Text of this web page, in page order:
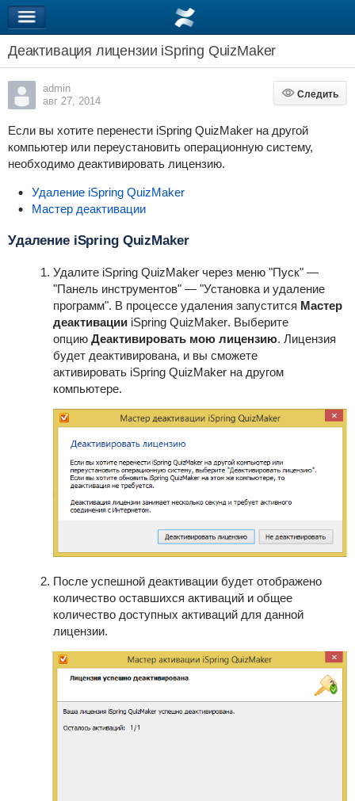
Деактивация лицензии iSpring QuizMaker
admin
авг 27, 2014
Следить
Следить
Если вы хотите перенести iSpring QuizMakerна другой
компьютер или переустановить операционную систему,
необходимо деактивировать лицензию.
Удаление iSpring QuizMaker
Мастер деактивации
Удаление iSpring QuizMaker
Удалите iSpring QuizMakerчерез меню "Пуск" —
"Панель инструментов" — "Установка и удаление
программ". В процессе удаления запустится Мастер
деактивации iSpring QuizMaker. Выберите
опцию Деактивировать мою лицензию. Лицензия
будет деактивирована, и вы сможете
активировать iSpring QuizMakerна другом
компьютере.
После успешной деактивации будет отображено
количество оставшихся активаций и общее
количество доступных активаций для данной
лицензии.